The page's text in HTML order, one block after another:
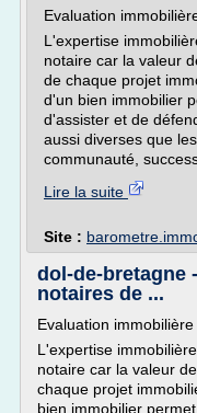
Evaluation
L'expertise
notaire car la valeur
de chaque projet
d'un bien immobilier
d'assister et de
aussi diverses que
communauté,
Lire la suite
Site :
dol-de-bretagne
notaires de ...
Evaluation immobilière
L'expertise
notaire car la valeur
chaque projet
bien immobilier